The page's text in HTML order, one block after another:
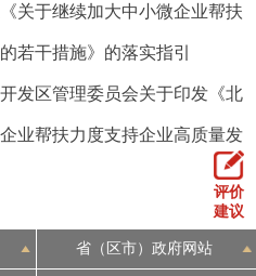
关于继续加大中小微企业帮扶
若干措施》的落实指引
发区管理委员会关于印发《北
业帮扶力度支持企业高质量发
评价
建议
省（区市）政府网站